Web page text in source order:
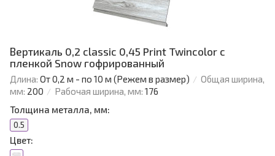
Вертикаль 0,2 classic 0,45 Print Twincolor с
пленкой Snow гофрированный
Длина: От 0,2 м - по 10 м (Режем в размер)
Общая ширина,
мм: 200 Рабочая ширина, мм: 176
Толщина металла, мм:
0.5
Цвет: